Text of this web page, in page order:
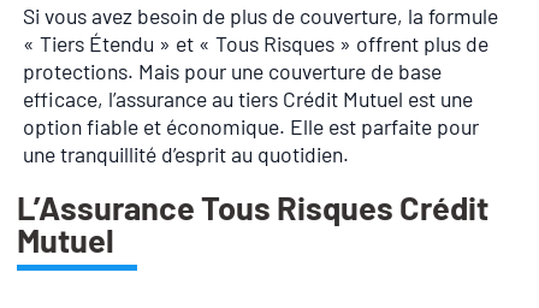
Si vous avez besoin de plus de couverture, la formule
« Tiers Étendu » et « Tous Risques » offrent plus de
protections. Mais pour une couverture de base
efficace, l’assurance au tiers Crédit Mutuel est une
option fiable et économique. Elle est parfaite pour
une tranquillité d’esprit au quotidien.
L’Assurance Tous Risques Crédit
Mutuel